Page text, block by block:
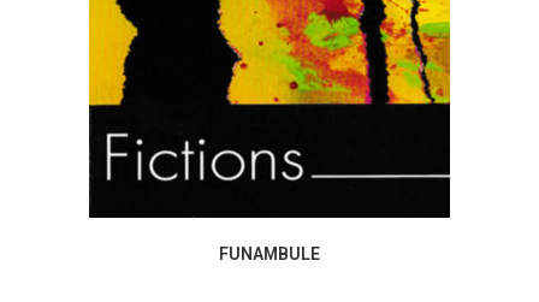
FUNAMBULE